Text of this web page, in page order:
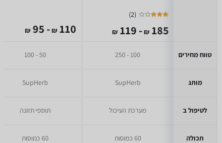
טווח מחירים
מותג
לטיפול ב
תכולה
(
2
)
185
₪
- 119
₪
100 - 250
SupHerb
מערכת העיכול
60 כמוסות
110
₪
- 95
₪
50 - 100
SupHerb
תוספי תזונה
60 כמוסות